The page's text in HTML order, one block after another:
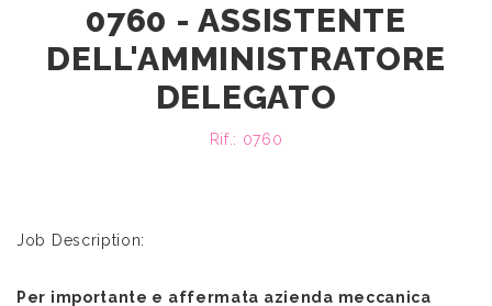
0760 - ASSISTENTE
DELL'AMMINISTRATORE
DELEGATO
Rif.: 0760
Job Description:
Per importante e affermata azienda meccanica